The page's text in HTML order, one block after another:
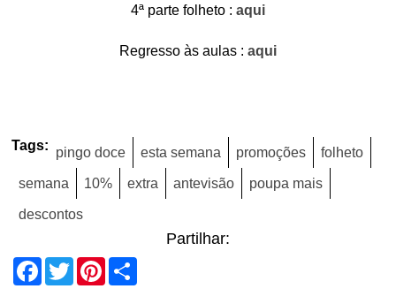
4ª parte folheto : aqui
Regresso às aulas : aqui
Tags: pingo doce esta semana promoções folheto
semana 10% extra antevisão poupa mais
descontos
Partilhar:
Facebook
TwitterPinterest